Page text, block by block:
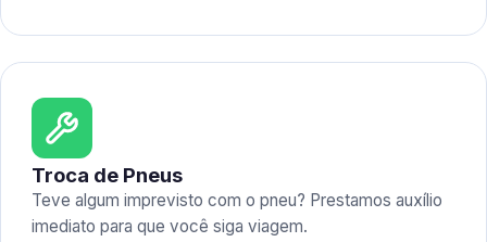
Troca de Pneus
Teve algum imprevisto com o pneu? Prestamos auxílio
imediato para que você siga viagem.